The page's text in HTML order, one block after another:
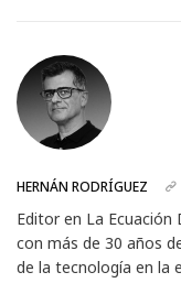
HERNÁN RODRÍGUEZ
Editor en La
con más de 30 años
de la tecnología en la